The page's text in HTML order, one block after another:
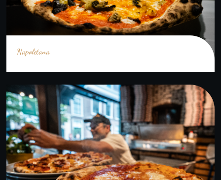
Napoletana